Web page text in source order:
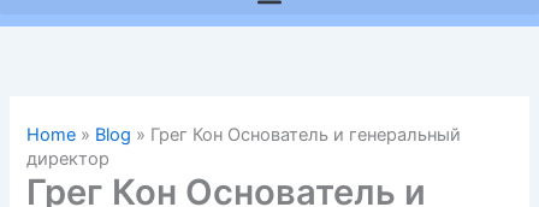
Home » Blog » Грег Кон Основатель и генеральный
директор
Грег Кон Основатель и